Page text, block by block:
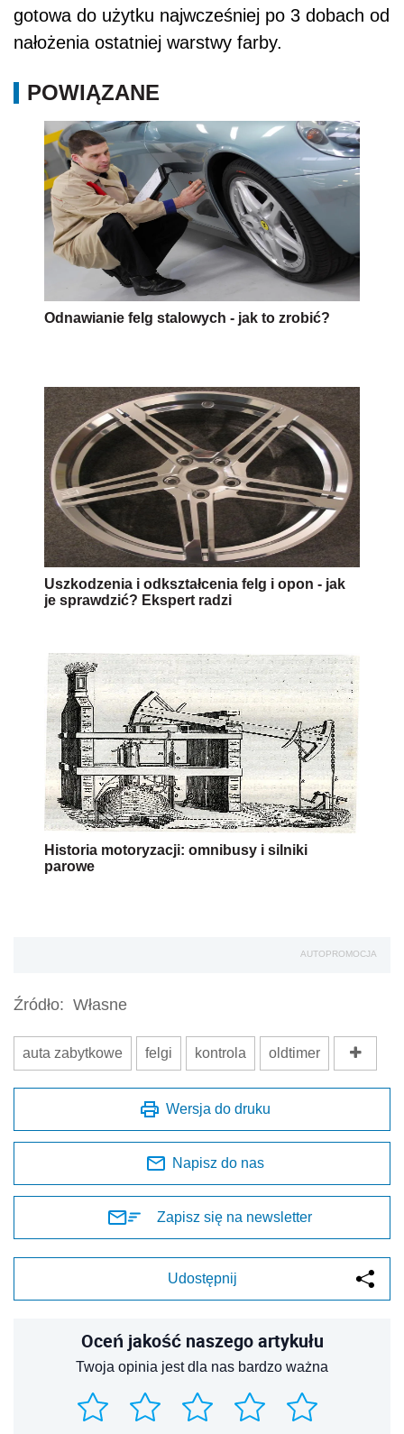
gotowa do użytku najwcześniej po 3 dobach od
nałożenia ostatniej warstwy farby.
POWIĄZANE
Odnawianie felg stalowych - jak to zrobić?
Uszkodzenia i odkształcenia felg i opon - jak
je sprawdzić? Ekspert radzi
Historia motoryzacji: omnibusy i silniki
parowe
AUTOPROMOCJA
Źródło: Własne
auta zabytkowe felgi kontrola oldtimer
Wersja do druku
Napisz do nas
Zapisz się na newsletter
Udostępnij
Oceń jakość naszego artykułu
Twoja opinia jest dla nas bardzo ważna